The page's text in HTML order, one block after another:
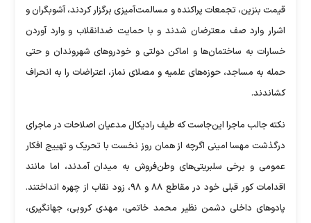
قیمت بنزین، تجمعات پراکنده و مسالمت‌آمیزی برگزار کردند، آشوبگران و
اشرار وارد صف معترضان شدند و با حمایت ضدانقلاب و وارد آوردن
خسارات به ساختمان‌ها و اماکن دولتی و خودرو‌های شهروندان و حتی
حمله به مساجد، حوزه‌های علمیه و مصلای نماز، اعتراضات را به انحراف
کشاندند.
نکته جالب ماجرا این‌جاست که طیف رادیکال مدعیان اصلاحات در ماجرای
درگذشت مهسا امینی اگرچه از همان روز نخست با تحریک و تهییج افکار
عمومی و برخی سلبریتی‌های وطن‌فروش به میدان آمدند، اما مانند
اقدامات کور قبلی خود در مقاطع ۸۸ و ۹۸، زود نقاب از چهره انداختند.
پادو‌های داخلی دشمن نظیر محمد خاتمی، مهدی کروبی، جهانگیری،